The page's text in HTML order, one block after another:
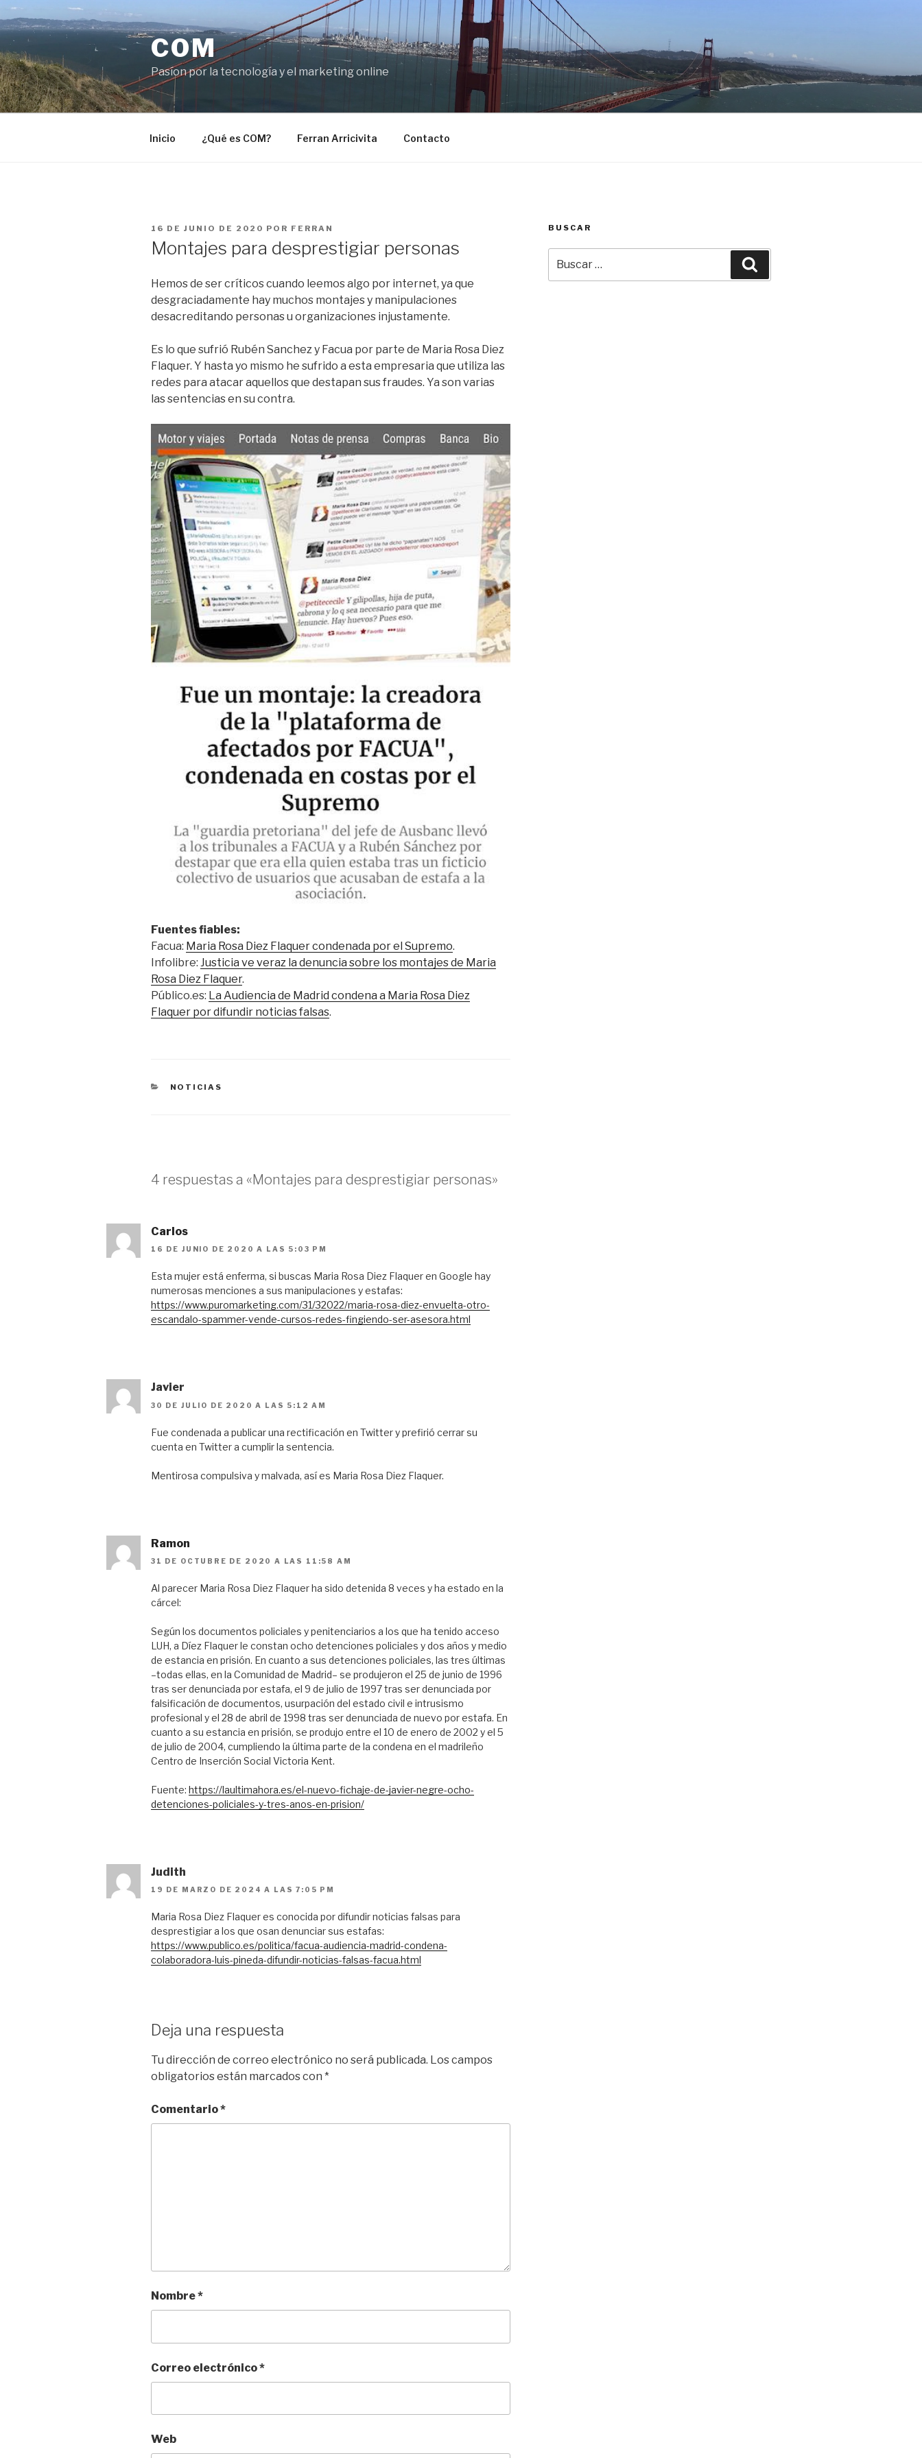
Saltar
al
contenido
COM
Pasíon por la tecnología y el marketing online
Inicio ¿Qué es COM? Ferran Arricivita Contacto
PUBLICADO
16 DE JUNIO DE 2020 POR FERRAN
Montajes para desprestigiar personas
Hemos de ser críticos cuando leemos algo por internet, ya que
desgraciadamente hay muchos montajes y manipulaciones
desacreditando personas u organizaciones injustamente.
Es lo que sufrió Rubén Sanchez y Facua por parte de Maria Rosa Diez
Flaquer. Y hasta yo mismo he sufrido a esta empresaria que utiliza las
redes para atacar aquellos que destapan sus fraudes. Ya son varias
las sentencias en su contra.
Fuentes fiables:
Facua: Maria Rosa Diez Flaquer condenada por el Supremo.
Infolibre: Justicia ve veraz la denuncia sobre los montajes de Maria
Rosa Diez Flaquer.
Público.es: La Audiencia de Madrid condena a Maria Rosa Diez
Flaquer por difundir noticias falsas.
CATEGORÍAS
NOTICIAS
4 respuestas a «Montajes para desprestigiar personas»
Carlos
16 DE JUNIO DE 2020 A LAS 5:03 PM
Esta mujer está enferma, si buscas Maria Rosa Diez Flaquer en Google hay
numerosas menciones a sus manipulaciones y estafas:
https://www.puromarketing.com/31/32022/maria-rosa-diez-envuelta-otro-
escandalo-spammer-vende-cursos-redes-fingiendo-ser-asesora.html
Javier
30 DE JULIO DE 2020 A LAS 5:12 AM
Fue condenada a publicar una rectificación en Twitter y prefirió cerrar su
cuenta en Twitter a cumplir la sentencia.
Mentirosa compulsiva y malvada, así es Maria Rosa Diez Flaquer.
Ramon
31 DE OCTUBRE DE 2020 A LAS 11:58 AM
Al parecer Maria Rosa Diez Flaquer ha sido detenida 8 veces y ha estado en la
cárcel:
Según los documentos policiales y penitenciarios a los que ha tenido acceso
LUH, a Díez Flaquer le constan ocho detenciones policiales y dos años y medio
de estancia en prisión. En cuanto a sus detenciones policiales, las tres últimas
–todas ellas, en la Comunidad de Madrid– se produjeron el 25 de junio de 1996
tras ser denunciada por estafa, el 9 de julio de 1997 tras ser denunciada por
falsificación de documentos, usurpación del estado civil e intrusismo
profesional y el 28 de abril de 1998 tras ser denunciada de nuevo por estafa. En
cuanto a su estancia en prisión, se produjo entre el 10 de enero de 2002 y el 5
de julio de 2004, cumpliendo la última parte de la condena en el madrileño
Centro de Inserción Social Victoria Kent.
Fuente: https://laultimahora.es/el-nuevo-fichaje-de-javier-negre-ocho-
detenciones-policiales-y-tres-anos-en-prision/
Judith
19 DE MARZO DE 2024 A LAS 7:05 PM
Maria Rosa Diez Flaquer es conocida por difundir noticias falsas para
desprestigiar a los que osan denunciar sus estafas:
https://www.publico.es/politica/facua-audiencia-madrid-condena-
colaboradora-luis-pineda-difundir-noticias-falsas-facua.html
Deja una respuesta
Tu dirección de correo electrónico no será publicada. Los campos
obligatorios están marcados con *
Comentario*
Nombre*
Correo electrónico*
Web
BUSCAR
por: